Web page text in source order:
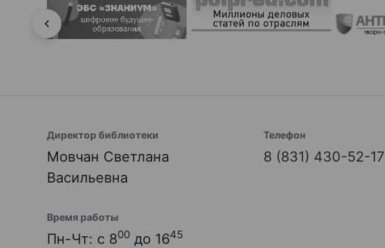
Директор библиотеки
Мовчан Светлана
Васильевна
Телефон
8 (831) 430-52-17
Время работы
Пн-Чт: с 800 до 1645